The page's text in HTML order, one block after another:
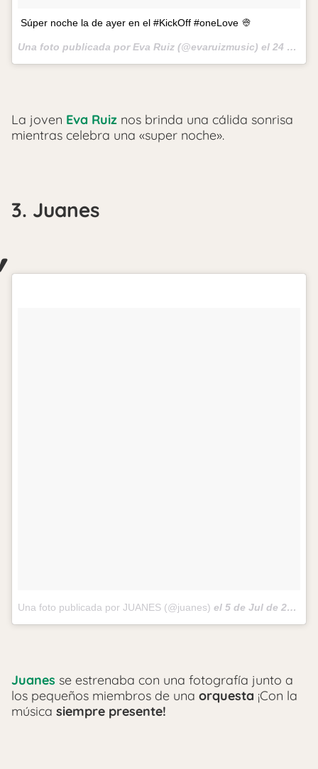
Súper noche la de ayer en el #KickOff #oneLove 👳
Una foto publicada por Eva Ruiz (@evaruizmusic) el 24 de Ago de 2014 a la(s) 5:50 PDT
La joven Eva Ruiz nos brinda una cálida sonrisa
mientras celebra una «super noche».
3. Juanes
Una foto publicada por JUANES (@juanes) el 5 de Jul de 2012 a la(s) 10:13 PDT
Juanes se estrenaba con una fotografía junto a
los pequeños miembros de una orquesta ¡Con la
música siempre presente!